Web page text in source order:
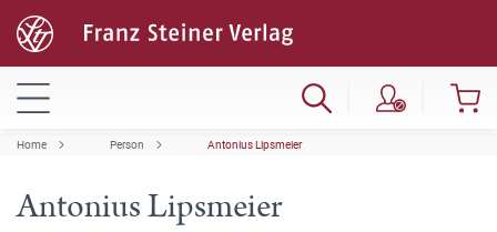
Home Person Antonius Lipsmeier
Antonius Lipsmeier